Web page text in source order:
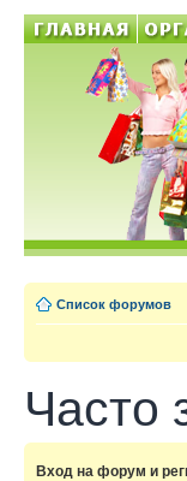
Список форумов
Часто
Вход на форум и